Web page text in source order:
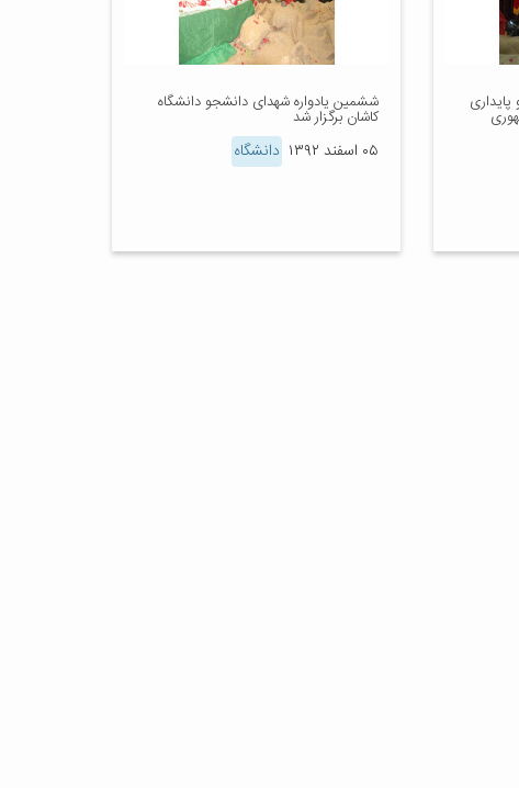
ششمین یادواره شهدای دانشجو دانشگاه
کاشان برگزار شد
۰۵ اسفند ۱۳۹۲ دانشگاه